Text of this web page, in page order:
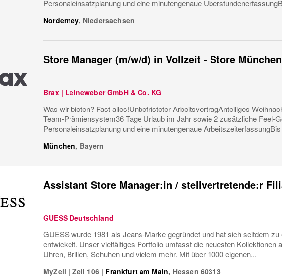
Personaleinsatzplanung und eine minutengenaue
Norderney, Niedersachsen
Store Manager (m/w/d) in Vollzeit - Store
Brax | Leineweber GmbH & Co. KG
Was wir bieten? Fast alles!Unbefristeter ArbeitsvertragAnteiliges
Team-Prämiensystem36 Tage Urlaub im Jahr sowie 2 zusätzliche Feel-
Personaleinsatzplanung und eine minutengenaue
München, Bayern
Assistant Store Manager:in / stellvertretende:r
GUESS Deutschland
GUESS wurde 1981 als Jeans-Marke gegründet und hat sich seitdem
entwickelt. Unser vielfältiges Portfolio umfasst die neuesten Kollektionen
Uhren, Brillen, Schuhen und vielem mehr. Mit über 1000 eigenen...
MyZeil | Zeil 106 | Frankfurt am Main, Hessen 60313